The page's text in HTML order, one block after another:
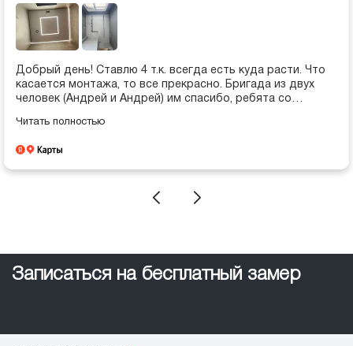
Добрый день! Ставлю 4 т.к. всегда есть куда расти. Что
касается монтажа, то все прекрасно. Бригада из двух
человек (Андрей и Андрей) им спасибо, ребята со
Подход работы клиентоориентрованный. Что касается
каждый "чих" согласовывается, в общем бюрократия. Из
пожеланий заботиться не только о рейтингах, но и
Читать полностью
Записаться на бесплатный замер